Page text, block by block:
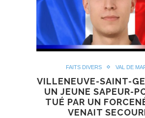
FAITS DIVERS VAL DE
VILLENEUVE-SAINT-
UN JEUNE SAPEUR-
TUÉ PAR UN
VENAIT